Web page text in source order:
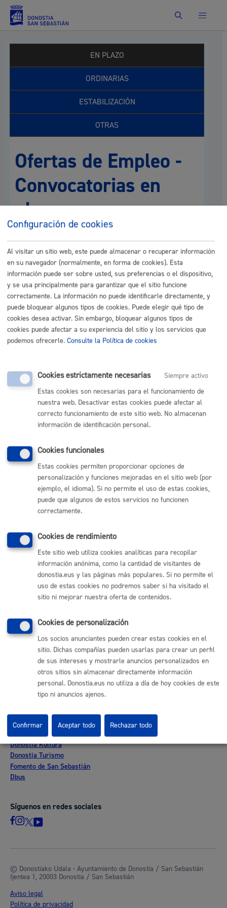
Buscar
EN PLAZO
ORDINARIAS
ESTABILIZACIÓN
OTRAS
Ofertas de Empleo -
Convocatorias en
plazo
Administrativo/A
Ver ficha
Documentos
Aquí encontrareís, por orden de modificación, los
documentos que se van creando en torno a la oferta:
BASES GENERALES Y ESPECÍFICAS:
FOMENTO BASES ESPECIFICAS-ANEXO 2_ADMIN.pdf
« Volver
OFERTA EMPLEO:
Enplegu Publikoaren Eskaintzaren (EPE) zerrenda
Comunícate con el Ayuntamiento de Donostia / San
Sebastián
(gratuito desde Donostia / San Sebastián)
(+34) 943 481 000
Buzón de la ciudadanía
Ofertas de empleo
Perfil del contratante
Sede electrónica
Mapas - GeoDonostia
Sala de prensa
Mapa web
Otras páginas web corporativas
Donostia Kirola
Donostia Kultura
Donostia Turismo
Fomento de San Sebastián
Dbus
Síguenos en redes sociales
© Donostiako Udala - Ayuntamiento de Donostia / San Sebastián
Ijentea 1, 20003 Donostia / San Sebastián
Aviso legal
Política de privacidad
Configuración de cookies
Al visitar un sitio web, este puede almacenar o recuperar información
en su navegador (normalmente, en forma de cookies). Esta
información puede ser sobre usted, sus preferencias o el dispositivo,
y se usa principalmente para garantizar que el sitio funcione
correctamente. La información no puede identificarle directamente, y
puede bloquear algunos tipos de cookies. Puede elegir qué tipo de
cookies desea activar. Sin embargo, bloquear algunos tipos de
cookies puede afectar a su experiencia del sitio y los servicios que
podemos ofrecerle. Consulte la Política de cookies
Cookies estrictamente necesarias
Siempre activo
Estas cookies son necesarias para el funcionamiento de
nuestra web. Desactivar estas cookies puede afectar al
correcto funcionamiento de este sitio web. No almacenan
información de identificación personal.
Cookies funcionales
Estas cookies permiten proporcionar opciones de
personalización y funciones mejoradas en el sitio web (por
ejemplo, el idioma). Si no permite el uso de estas cookies,
puede que algunos de estos servicios no funcionen
correctamente.
Cookies de rendimiento
Este sitio web utiliza cookies analíticas para recopilar
información anónima, como la cantidad de visitantes de
donostia.eus y las páginas más populares. Si no permite el
uso de estas cookies no podremos saber si ha visitado el
sitio ni mejorar nuestra oferta de contenidos.
Cookies de personalización
Los socios anunciantes pueden crear estas cookies en el
sitio. Dichas compañías pueden usarlas para crear un perfil
de sus intereses y mostrarle anuncios personalizados en
otros sitios sin almacenar directamente información
personal. Donostia.eus no utiliza a día de hoy cookies de este
tipo ni anuncios ajenos.
Rechazar todo
Confirmar Aceptar todo